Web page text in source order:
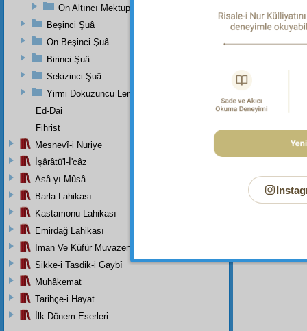
Bu
On Altıncı Mektup
Beşinci Şuâ
On Beşinci Şuâ
Birinci Şuâ
Sekizinci Şuâ
Yirmi Dokuzuncu Lem'adan İkinci Bab
Ed-Dai
Fihrist
Mesnevî-i Nuriye
İşârâtü'l-İ'câz
Asâ-yı Mûsâ
Barla Lahikası
Kastamonu Lahikası
Emirdağ Lahikası
İman Ve Küfür Muvazeneleri
Sikke-i Tasdik-i Gaybî
Muhâkemat
Tarihçe-i Hayat
İlk Dönem Eserleri